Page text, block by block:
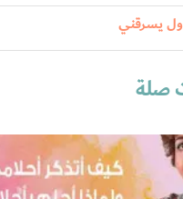
يسرقني
صلة